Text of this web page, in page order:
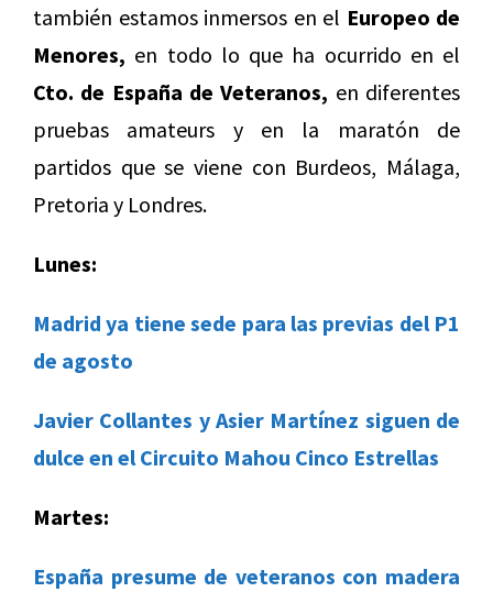
también estamos inmersos en el Europeo de
Menores, en todo lo que ha ocurrido en el
Cto. de España de Veteranos, en diferentes
pruebas amateurs y en la maratón de
partidos que se viene con Burdeos, Málaga,
Pretoria y Londres.
Lunes:
Madrid ya tiene sede para las previas del P1
de agosto
Javier Collantes y Asier Martínez siguen de
dulce en el Circuito Mahou Cinco Estrellas
Martes:
España presume de veteranos con madera